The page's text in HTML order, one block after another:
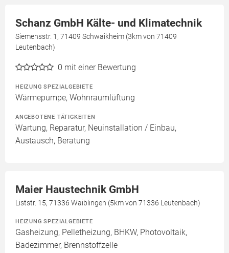
Schanz GmbH Kälte- und Klimatechnik
Siemensstr. 1, 71409 Schwaikheim (3km von 71409
Leutenbach)
0 mit einer Bewertung
HEIZUNG SPEZIALGEBIETE
Wärmepumpe, Wohnraumlüftung
ANGEBOTENE TÄTIGKEITEN
Wartung, Reparatur, Neuinstallation / Einbau,
Austausch, Beratung
Maier Haustechnik GmbH
Liststr. 15, 71336 Waiblingen (5km von 71336 Leutenbach)
HEIZUNG SPEZIALGEBIETE
Gasheizung, Pelletheizung, BHKW, Photovoltaik,
Badezimmer, Brennstoffzelle